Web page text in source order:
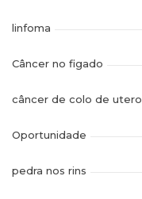
linfoma
Câncer no figado
câncer de colo de utero
Oportunidade
pedra nos rins